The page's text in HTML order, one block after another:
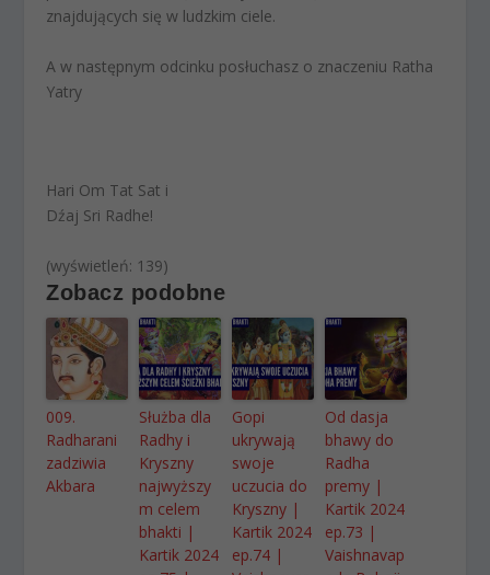
znajdujących się w ludzkim ciele.
A w następnym odcinku posłuchasz o znaczeniu Ratha
Yatry
Hari Om Tat Sat i
Dźaj Sri Radhe!
(wyświetleń: 139)
Zobacz podobne
009.
Radharani
zadziwia
Akbara
Służba dla
Radhy i
Kryszny
najwyższy
m celem
bhakti |
Kartik 2024
Gopi
ukrywają
swoje
uczucia do
Kryszny |
Kartik 2024
ep.74 |
Od dasja
bhawy do
Radha
premy |
Kartik 2024
ep.73 |
Vaishnavap